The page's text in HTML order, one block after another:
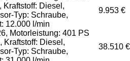
Kraftstoff: Diesel,
Typ: Schraube,
12.000 l/min
9.953 €
Motorleistung: 401 PS
Kraftstoff: Diesel,
Typ: Schraube,
38.510 €